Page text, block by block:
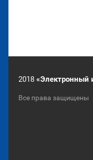
2018 «Электронный
Все права защищены